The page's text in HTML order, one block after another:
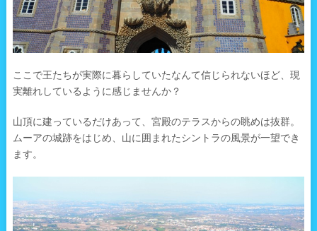
ここで王たちが実際に暮らしていたなんて信じられないほど、現
実離れしているように感じませんか？
山頂に建っているだけあって、宮殿のテラスからの眺めは抜群。
ムーアの城跡をはじめ、山に囲まれたシントラの風景が一望でき
ます。